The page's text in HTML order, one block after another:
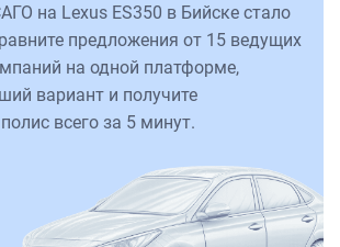
на Lexus ES350 в Бийске стало
предложения от 15 ведущих
на одной платформе,
вариант и получите
всего за 5 минут.